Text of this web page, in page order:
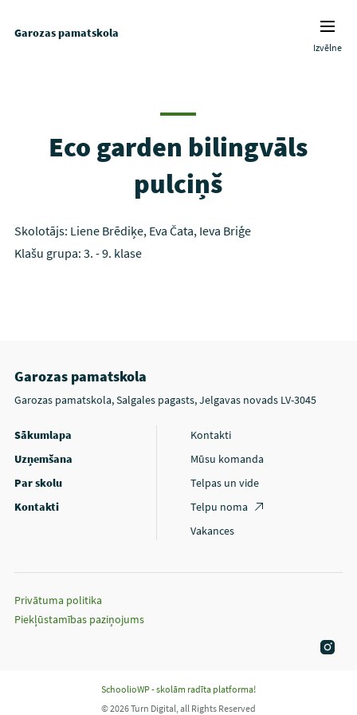
Garozas pamatskola
Izvēlne
Eco garden bilingvāls
pulciņš
Skolotājs: Liene Brēdiķe, Eva Čata, Ieva Briģe
Klašu grupa: 3. - 9. klase
Garozas pamatskola
Garozas pamatskola, Salgales pagasts, Jelgavas novads LV-3045
Sākumlapa
Uzņemšana
Par skolu
Kontakti
Kontakti
Mūsu komanda
Telpas un vide
Telpu noma
Vakances
Privātuma politika
Piekļūstamības paziņojums
SchoolioWP - skolām radīta platforma!
© 2026 Turn Digital, all Rights Reserved